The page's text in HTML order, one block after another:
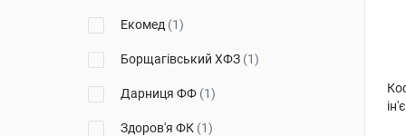
Екомед (1)
Борщагівський ХФЗ (1)
Дарниця ФФ (1)
Здоров'я ФК (1)